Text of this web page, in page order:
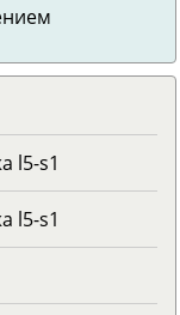
l5-s1
l5-s1